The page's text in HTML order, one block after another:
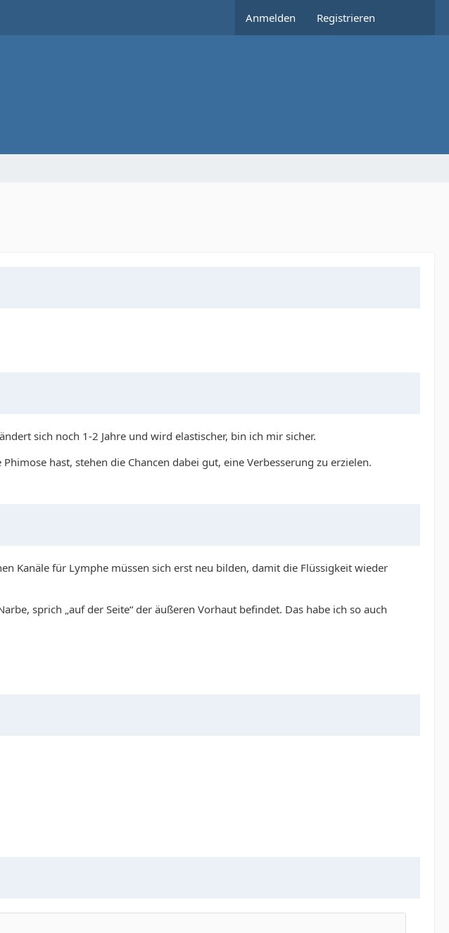
Anmelden Registrieren
sich noch 1-2 Jahre und wird elastischer, bin ich mir sicher.
hast, stehen die Chancen dabei gut, eine Verbesserung zu erzielen.
Kanäle für Lymphe müssen sich erst neu bilden, damit die Flüssigkeit wieder
sprich „auf der Seite“ der äußeren Vorhaut befindet. Das habe ich so auch